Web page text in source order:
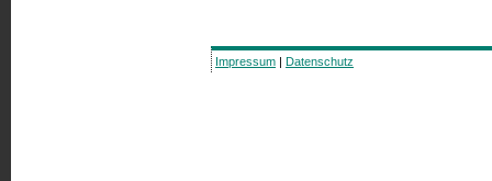
Impressum | Datenschutz